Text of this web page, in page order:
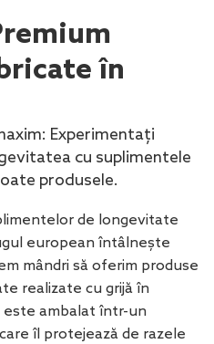
în
Experimentați
cu suplimentele
produsele.
de longevitate
european întâlnește
mândri să oferim produse
realizate cu grijă în
este ambalat într-un
îl protejează de razele